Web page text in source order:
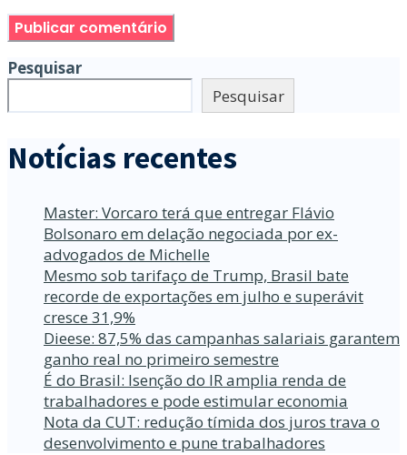
Pesquisar
Pesquisar
Notícias recentes
Master: Vorcaro terá que entregar Flávio
Bolsonaro em delação negociada por ex-
advogados de Michelle
Mesmo sob tarifaço de Trump, Brasil bate
recorde de exportações em julho e superávit
cresce 31,9%
Dieese: 87,5% das campanhas salariais garantem
ganho real no primeiro semestre
É do Brasil: Isenção do IR amplia renda de
trabalhadores e pode estimular economia
Nota da CUT: redução tímida dos juros trava o
desenvolvimento e pune trabalhadores